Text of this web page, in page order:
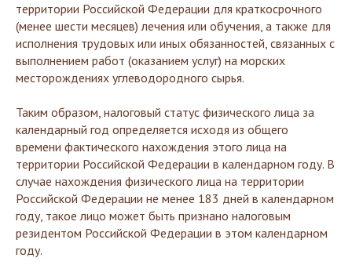
территории Российской Федерации для краткосрочного
(менее шести месяцев) лечения или обучения, а также для
исполнения трудовых или иных обязанностей, связанных с
выполнением работ (оказанием услуг) на морских
месторождениях углеводородного сырья.
Таким образом, налоговый статус физического лица за
календарный год определяется исходя из общего
времени фактического нахождения этого лица на
территории Российской Федерации в календарном году. В
случае нахождения физического лица на территории
Российской Федерации не менее 183 дней в календарном
году, такое лицо может быть признано налоговым
резидентом Российской Федерации в этом календарном
году.